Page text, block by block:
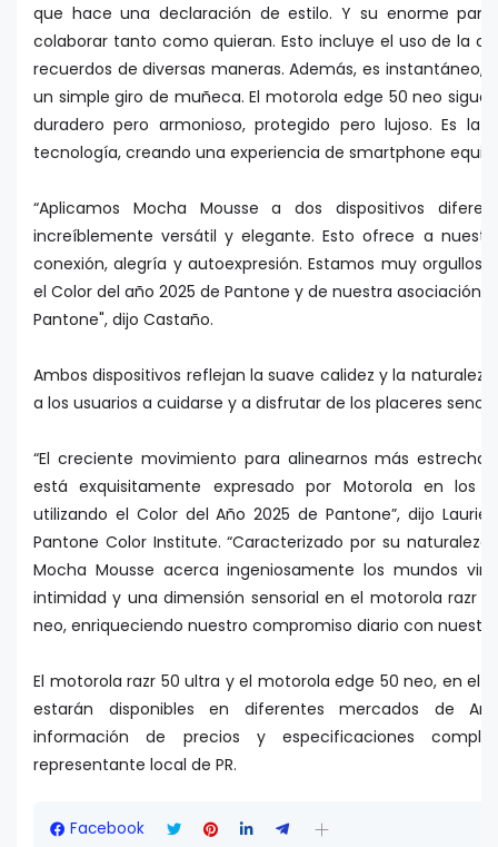
que hace una declaración de estilo. Y su enorme
colaborar tanto como quieran. Esto incluye el uso de la
recuerdos de diversas maneras. Además, es instantáneo,
un simple giro de muñeca. El motorola edge 50 neo
duradero pero armonioso, protegido pero lujoso. Es
tecnología, creando una experiencia de smartphone
“Aplicamos Mocha Mousse a dos dispositivos
increíblemente versátil y elegante. Esto ofrece a
conexión, alegría y autoexpresión. Estamos muy
el Color del año 2025 de Pantone y de nuestra asociación
Pantone", dijo Castaño.
Ambos dispositivos reflejan la suave calidez y la
a los usuarios a cuidarse y a disfrutar de los placeres
“El creciente movimiento para alinearnos más
está exquisitamente expresado por Motorola en los
utilizando el Color del Año 2025 de Pantone”, dijo Laurie
Pantone Color Institute. “Caracterizado por su naturaleza
Mocha Mousse acerca ingeniosamente los mundos
intimidad y una dimensión sensorial en el motorola razr
neo, enriqueciendo nuestro compromiso diario con
El motorola razr 50 ultra y el motorola edge 50 neo, en el
estarán disponibles en diferentes mercados de
información de precios y especificaciones
representante local de PR.
Facebook